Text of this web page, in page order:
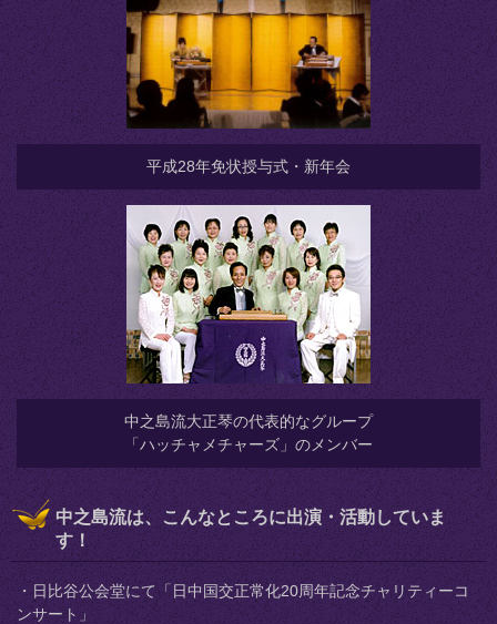
平成28年免状授与式・新年会
中之島流大正琴の代表的なグループ
「ハッチャメチャーズ」のメンバー
中之島流は、こんなところに出演・活動していま
す！
・日比谷公会堂にて「日中国交正常化20周年記念チャリティーコ
ンサート」